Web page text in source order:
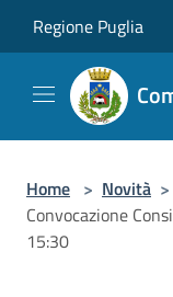
Regione Puglia
Home > Novità >
Convocazione
15:30